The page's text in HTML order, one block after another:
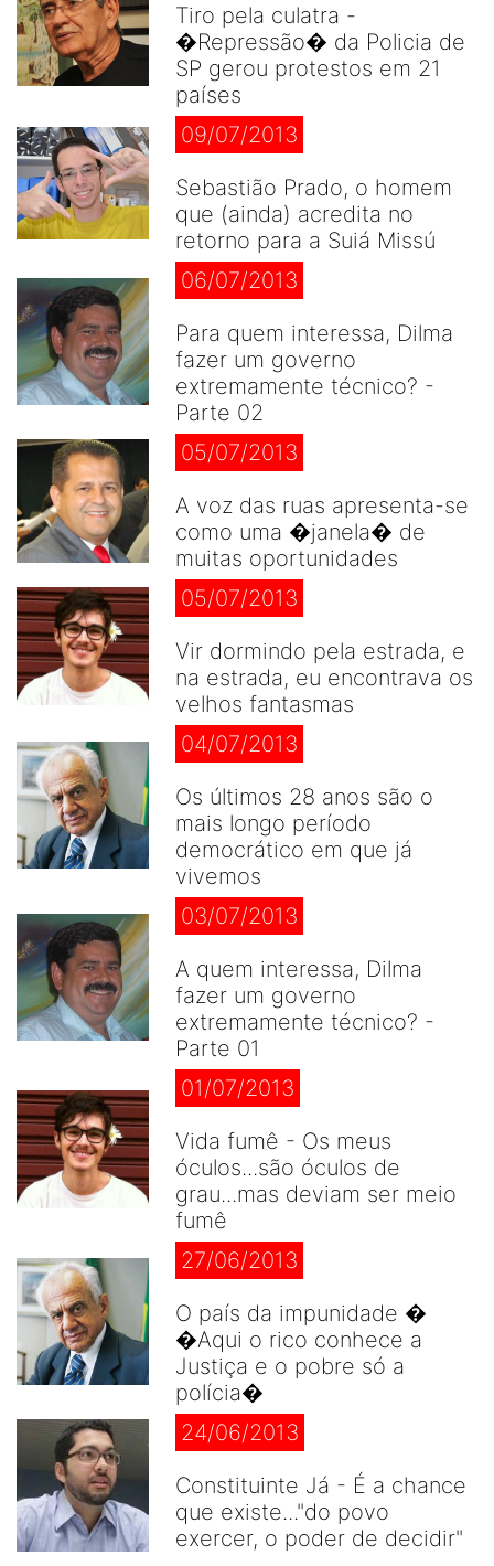
Tiro pela culatra -
�Repressão� da Policia de
SP gerou protestos em 21
países
09/07/2013
Sebastião Prado, o homem
que (ainda) acredita no
retorno para a Suiá Missú
06/07/2013
Para quem interessa, Dilma
fazer um governo
extremamente técnico? -
Parte 02
05/07/2013
A voz das ruas apresenta-se
como uma �janela� de
muitas oportunidades
05/07/2013
Vir dormindo pela estrada, e
na estrada, eu encontrava os
velhos fantasmas
04/07/2013
Os últimos 28 anos são o
mais longo período
democrático em que já
vivemos
03/07/2013
A quem interessa, Dilma
fazer um governo
extremamente técnico? -
Parte 01
01/07/2013
Vida fumê - Os meus
óculos...são óculos de
grau...mas deviam ser meio
fumê
27/06/2013
O país da impunidade �
�Aqui o rico conhece a
Justiça e o pobre só a
polícia�
24/06/2013
Constituinte Já - É a chance
que existe..."do povo
exercer, o poder de decidir"